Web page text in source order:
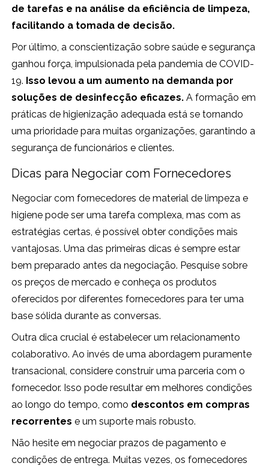
de tarefas e na análise da eficiência de limpeza,
facilitando a tomada de decisão.
Por último, a conscientização sobre saúde e segurança
ganhou força, impulsionada pela pandemia de COVID-
19. Isso levou a um aumento na demanda por
soluções de desinfecção eficazes. A formação em
práticas de higienização adequada está se tornando
uma prioridade para muitas organizações, garantindo a
segurança de funcionários e clientes.
Dicas para Negociar com Fornecedores
Negociar com fornecedores de material de limpeza e
higiene pode ser uma tarefa complexa, mas com as
estratégias certas, é possível obter condições mais
vantajosas. Uma das primeiras dicas é sempre estar
bem preparado antes da negociação. Pesquise sobre
os preços de mercado e conheça os produtos
oferecidos por diferentes fornecedores para ter uma
base sólida durante as conversas.
Outra dica crucial é estabelecer um relacionamento
colaborativo. Ao invés de uma abordagem puramente
transacional, considere construir uma parceria com o
fornecedor. Isso pode resultar em melhores condições
ao longo do tempo, como descontos em compras
recorrentes e um suporte mais robusto.
Não hesite em negociar prazos de pagamento e
condições de entrega. Muitas vezes, os fornecedores